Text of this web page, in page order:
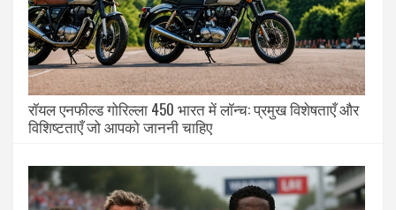
रॉयल एनफील्ड गोरिल्ला 450 भारत में लॉन्च: प्रमुख विशेषताएँ और
विशिष्टताएँ जो आपको जाननी चाहिए